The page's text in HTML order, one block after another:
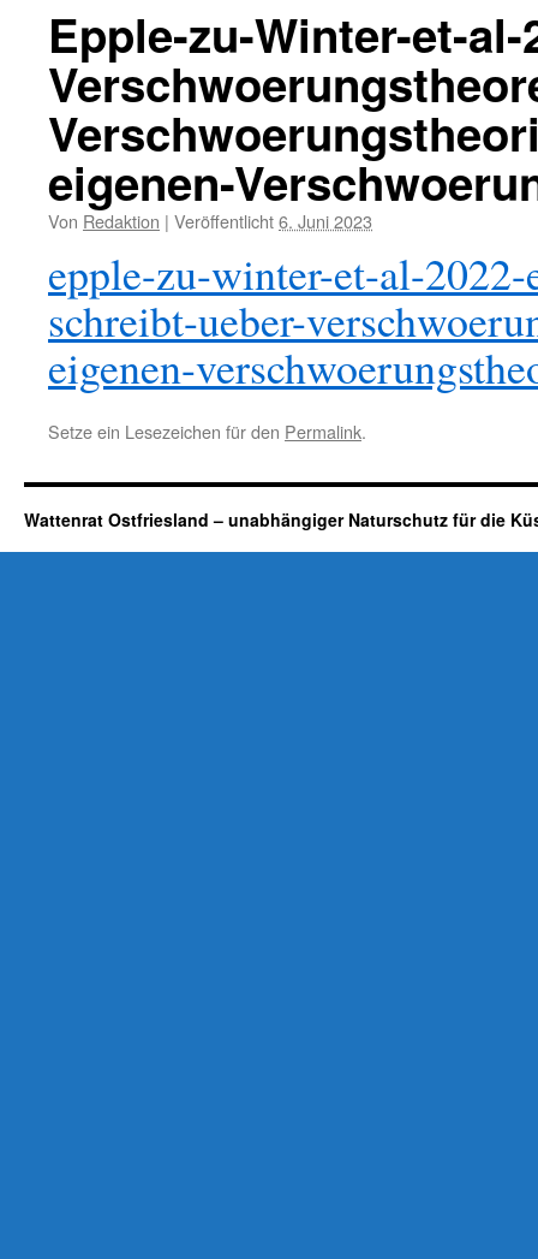
Epple-zu-Winter-et-al-
eigenen-
Von Redaktion | Veröffentlicht6. Juni 2023
epple-zu-winter-et-al-
schreibt-ueber-
eigenen-
Setze ein Lesezeichen für den Permalink.
Wattenrat Ostfriesland – unabhängiger Naturschutz für die